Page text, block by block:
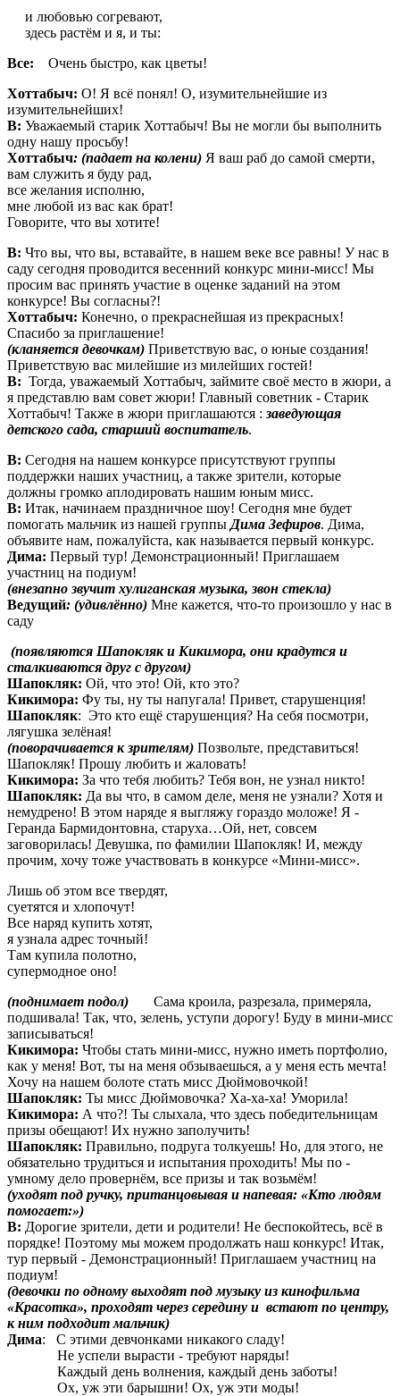
и любовью согревают,
здесь растём и я, и ты:
Все: Очень быстро, как цветы!
Хоттабыч: О! Я всё понял! О, изумительнейшие из
изумительнейших!
В: Уважаемый старик Хоттабыч! Вы не могли бы выполнить
одну нашу просьбу!
Хоттабыч: (падает на колени) Я ваш раб до самой смерти,
вам служить я буду рад,
все желания исполню,
мне любой из вас как брат!
Говорите, что вы хотите!
В: Что вы, что вы, вставайте, в нашем веке все равны! У нас в
саду сегодня проводится весенний конкурс мини-мисс! Мы
просим вас принять участие в оценке заданий на этом
конкурсе! Вы согласны?!
Хоттабыч: Конечно, о прекраснейшая из прекрасных!
Спасибо за приглашение!
(кланяется девочкам) Приветствую вас, о юные создания!
Приветствую вас милейшие из милейших гостей!
В: Тогда, уважаемый Хоттабыч, займите своё место в жюри, а
я представлю вам совет жюри! Главный советник - Старик
Хоттабыч! Также в жюри приглашаются : заведующая
детского сада, старший воспитатель.
В: Сегодня на нашем конкурсе присутствуют группы
поддержки наших участниц, а также зрители, которые
должны громко аплодировать нашим юным мисс.
В: Итак, начинаем праздничное шоу! Сегодня мне будет
помогать мальчик из нашей группы Дима Зефиров. Дима,
объявите нам, пожалуйста, как называется первый конкурс.
Дима: Первый тур! Демонстрационный! Приглашаем
участниц на подиум!
(внезапно звучит хулиганская музыка, звон стекла)
Ведущий: (удивлённо) Мне кажется, что-то произошло у нас в
саду
(появляются Шапокляк и Кикимора, они крадутся и
сталкиваются друг с другом)
Шапокляк: Ой, что это! Ой, кто это?
Кикимора: Фу ты, ну ты напугала! Привет, старушенция!
Шапокляк: Это кто ещё старушенция? На себя посмотри,
лягушка зелёная!
(поворачивается к зрителям) Позвольте, представиться!
Шапокляк! Прошу любить и жаловать!
Кикимора: За что тебя любить? Тебя вон, не узнал никто!
Шапокляк: Да вы что, в самом деле, меня не узнали? Хотя и
немудрено! В этом наряде я выгляжу гораздо моложе! Я -
Геранда Бармидонтовна, старуха…Ой, нет, совсем
заговорилась! Девушка, по фамилии Шапокляк! И, между
прочим, хочу тоже участвовать в конкурсе «Мини-мисс».
Лишь об этом все твердят,
суетятся и хлопочут!
Все наряд купить хотят,
я узнала адрес точный!
Там купила полотно,
супермодное оно!
(поднимает подол) Сама кроила, разрезала, примеряла,
подшивала! Так, что, зелень, уступи дорогу! Буду в мини-мисс
записываться!
Кикимора: Чтобы стать мини-мисс, нужно иметь портфолио,
как у меня! Вот, ты на меня обзываешься, а у меня есть мечта!
Хочу на нашем болоте стать мисс Дюймовочкой!
Шапокляк: Ты мисс Дюймовочка? Ха-ха-ха! Уморила!
Кикимора: А что?! Ты слыхала, что здесь победительницам
призы обещают! Их нужно заполучить!
Шапокляк: Правильно, подруга толкуешь! Но, для этого, не
обязательно трудиться и испытания проходить! Мы по -
умному дело провернём, все призы и так возьмём!
(уходят под ручку, пританцовывая и напевая: «Кто людям
помогает:»)
В: Дорогие зрители, дети и родители! Не беспокойтесь, всё в
порядке! Поэтому мы можем продолжать наш конкурс! Итак,
тур первый - Демонстрационный! Приглашаем участниц на
подиум!
(девочки по одному выходят под музыку из кинофильма
«Красотка», проходят через середину и встают по центру,
к ним подходит мальчик)
Дима: С этими девчонками никакого сладу!
Не успели вырасти - требуют наряды!
Каждый день волнения, каждый день заботы!
Ох, уж эти барышни! Ох, уж эти моды!